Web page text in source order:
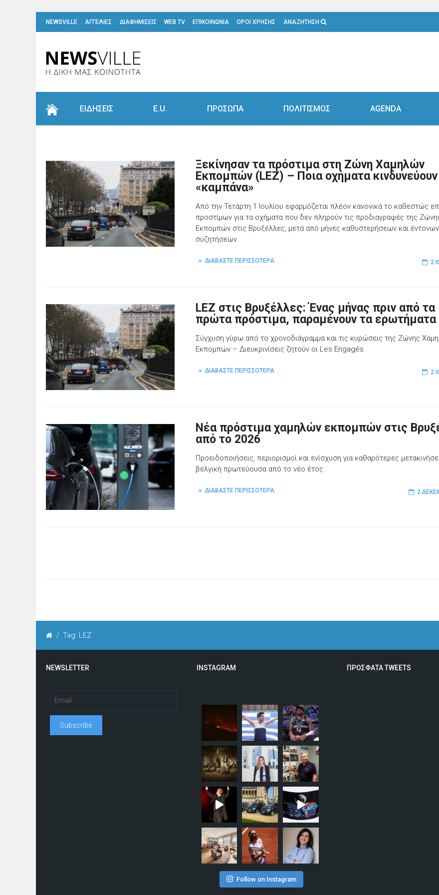
NEWSVILLE ΑΓΓΕΛΙΕΣ ΔΙΑΦΗΜΙΣΕΙΣ WEB TV ΕΠΙΚΟΙΝΩΝΙΑ ΟΡΟΙ ΧΡΗΣΗΣ ΑΝΑΖΗΤΗΣΗ
ΕΙΔΗΣΕΙΣ E.U. ΠΡΟΣΩΠΑ ΠΟΛΙΤΙΣΜΟΣ AGENDA
Ξεκίνησαν τα πρόστιμα στη Ζώνη Χαμηλών
Εκπομπών (LEZ) – Ποια οχήματα
«καμπάνα»
Από την Τετάρτη 1 Ιουλίου εφαρμόζεται πλέον κανονικά το καθεστώς
προστίμων για τα οχήματα που δεν πληρούν τις προδιαγραφές της
Εκπομπών στις Βρυξέλλες, μετά από μήνες καθυστερήσεων και έντονων
συζητήσεων.
ΔΙΑΒΑΣΤΕ ΠΕΡΙΣΣΟΤΕΡΑ 2
LEZ στις Βρυξέλλες: Ένας μήνας πριν από τα
πρώτα πρόστιμα, παραμένουν τα ερωτήματα
Σύγχυση γύρω από το χρονοδιάγραμμα και τις κυρώσεις της Ζώνης
Εκπομπών – Διευκρινίσεις ζητούν οι Les Engagés.
ΔΙΑΒΑΣΤΕ ΠΕΡΙΣΣΟΤΕΡΑ 2
Νέα πρόστιμα χαμηλών εκπομπών στις
από το 2026
Προειδοποιήσεις, περιορισμοί και ενίσχυση για καθαρότερες
βελγική πρωτεύουσα από το νέο έτος.
ΔΙΑΒΑΣΤΕ ΠΕΡΙΣΣΟΤΕΡΑ 2
/ Tag: LEZ
NEWSLETTER INSTAGRAM
Follow on Instagram
ΠΡΟΣΦΑΤΑ TWEETS